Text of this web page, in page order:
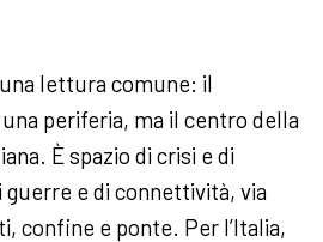
lettura comune: il
periferia, ma il centro della
È spazio di crisi e di
e di connettività, via
confine e ponte. Per l’Italia,